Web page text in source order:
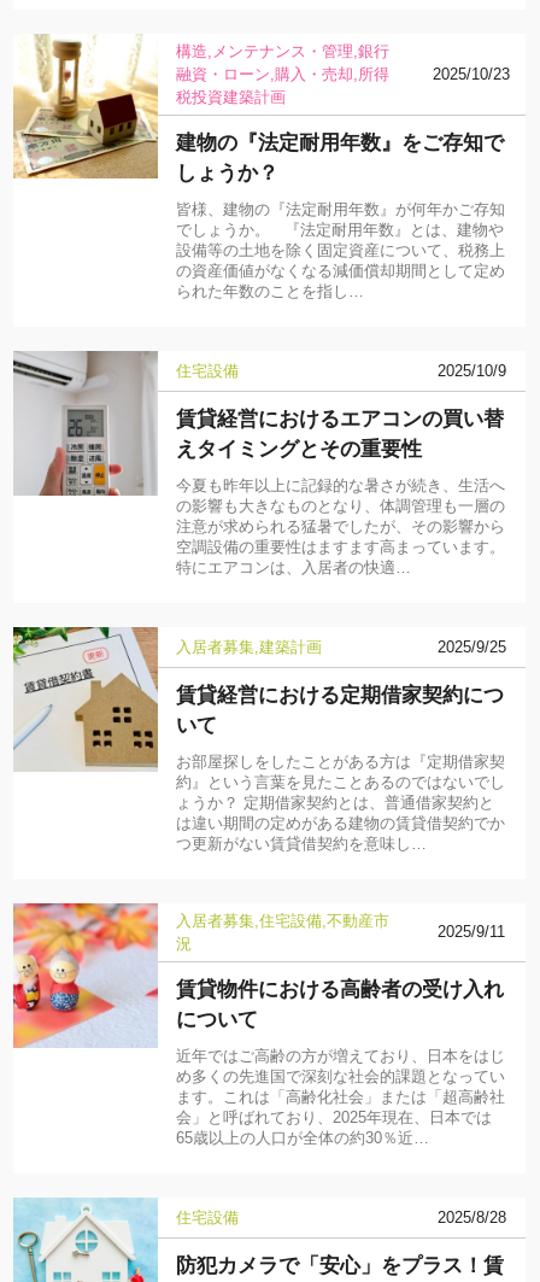
構造 メンテナンス・管理 銀行
融資・ローン 購入・売却 所得
税投資建築計画
2025/10/23
建物の『法定耐用年数』をご存知で
しょうか？
皆様、建物の『法定耐用年数』が何年かご存知
でしょうか。 『法定耐用年数』とは、建物や
設備等の土地を除く固定資産について、税務上
の資産価値がなくなる減価償却期間として定め
られた年数のことを指し…
住宅設備 2025/10/9
賃貸経営におけるエアコンの買い替
えタイミングとその重要性
今夏も昨年以上に記録的な暑さが続き、生活へ
の影響も大きなものとなり、体調管理も一層の
注意が求められる猛暑でしたが、その影響から
空調設備の重要性はますます高まっています。
特にエアコンは、入居者の快適…
入居者募集 建築計画 2025/9/25
賃貸経営における定期借家契約につ
いて
お部屋探しをしたことがある方は『定期借家契
約』という言葉を見たことあるのではないでし
ょうか？ 定期借家契約とは、普通借家契約と
は違い期間の定めがある建物の賃貸借契約でか
つ更新がない賃貸借契約を意味し…
入居者募集 住宅設備 不動産市
況
2025/9/11
賃貸物件における高齢者の受け入れ
について
近年ではご高齢の方が増えており、日本をはじ
め多くの先進国で深刻な社会的課題となってい
ます。これは「高齢化社会」または「超高齢社
会」と呼ばれており、2025年現在、日本では
65歳以上の人口が全体の約30％近…
住宅設備 2025/8/28
防犯カメラで「安心」をプラス！賃